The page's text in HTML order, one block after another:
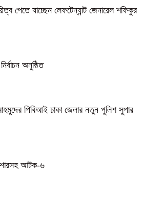
পেতে যাচ্ছেন লেফটেন্যান্ট জেনারেল শফিকুর
অনুষ্ঠিত
পিবিআই ঢাকা জেলার নতুন পুলিশ সুপার
আটক-৬